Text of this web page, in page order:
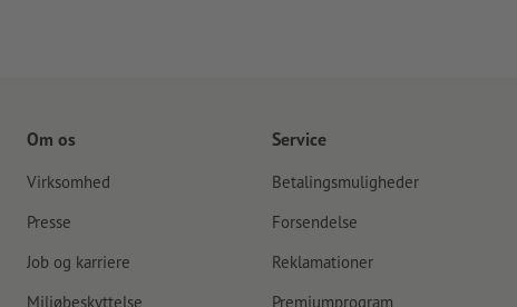
Om os
Virksomhed
Presse
Job og karriere
Miljøbeskyttelse
Service
Betalingsmuligheder
Forsendelse
Reklamationer
Premiumprogram